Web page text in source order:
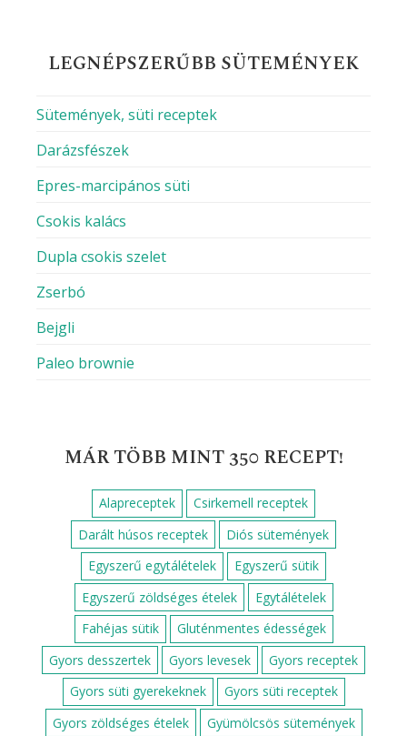
LEGNÉPSZERŰBB SÜTEMÉNYEK
Sütemények, süti receptek
Darázsfészek
Epres-marcipános süti
Csokis kalács
Dupla csokis szelet
Zserbó
Bejgli
Paleo brownie
MÁR TÖBB MINT 350 RECEPT!
Alapreceptek
Csirkemell receptek
Darált húsos receptek
Diós sütemények
Egyszerű egytálételek
Egyszerű sütik
Egyszerű zöldséges ételek
Egytálételek
Fahéjas sütik
Gluténmentes édességek
Gyors desszertek
Gyors levesek
Gyors receptek
Gyors süti gyerekeknek
Gyors süti receptek
Gyors zöldséges ételek
Gyümölcsös sütemények